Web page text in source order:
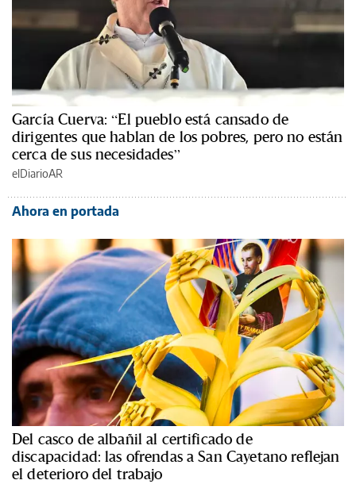
García Cuerva: “El pueblo está cansado de
dirigentes que hablan de los pobres, pero no están
cerca de sus necesidades”
elDiarioAR
Ahora en portada
Del casco de albañil al certificado de
discapacidad: las ofrendas a San Cayetano reflejan
el deterioro del trabajo